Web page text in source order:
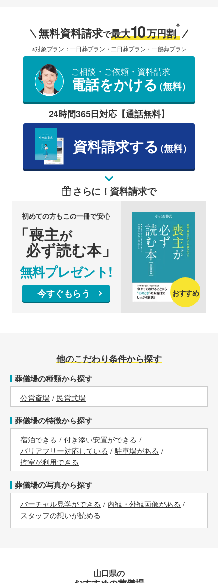
無料資料請求で最大10万円割
※
※対象プラン：一日葬プラン・二日葬プラン・一般葬プラン
ご相談・ご依頼・資料請求
電話をかける（無料）
24時間365日対応【通話無料】
資料請求する（無料）
さらに！資料請求で
初めての方もこの一冊で安心
「喪主が
必ず読む本」
無料プレゼント!
今すぐもらう おすすめ
他のこだわり条件から探す
葬儀場の種類から探す
公営斎場 民営式場
葬儀場の特徴から探す
宿泊できる
付き添い安置ができる
バリアフリー対応している
駐車場がある
控室が利用できる
葬儀場の写真から探す
バーチャル見学ができる
内観・外観画像がある
スタッフの想いが読める
山口県の